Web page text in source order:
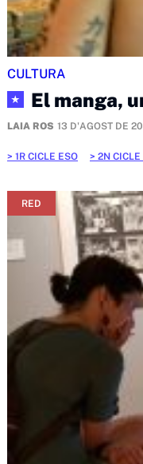
CULTURA
★ El manga,
LAIA ROS 13 D'AGOST DE
1R CICLE ESO 2N CICLE
RED